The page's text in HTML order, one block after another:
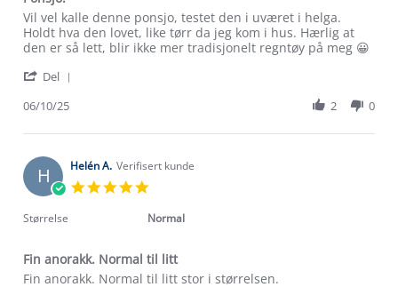
Review
by
Vigdis
on
Oct
review
stating
Ponsjo.
Vil vel kalle denne ponsjo, testet den i uværet i helga.
Holdt hva den lovet, like tørr da jeg kom i hus. Hærlig at
den er så lett, blir ikke mer tradisjonelt regntøy på meg 😀
Del
Vigdis
on
6
Oct
06/10/25 2 0
H Helén A. Verifisert kunde
rating
Størrelse Normal
Fin anorakk. Normal til litt
Review
review
Fin anorakk. Normal til litt stor i størrelsen.
Konkurransevinnere
Om Stormberg
Klima og miljø
Etisk handel
Dyreetikk
Trelagsprinsippet barn
Dette trenger du til barnehagen